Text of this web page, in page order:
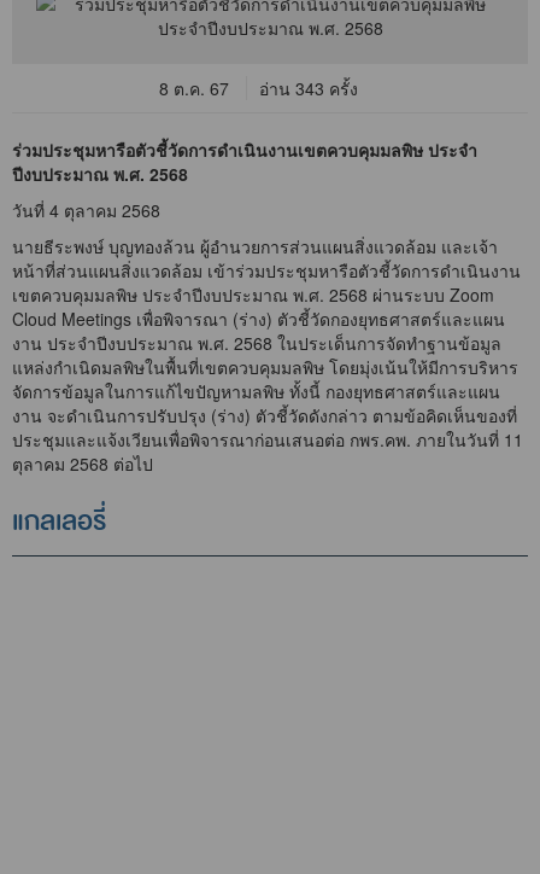
8 ต.ค. 67 อ่าน 343 ครั้ง
ร่วมประชุมหารือตัวชี้วัดการดำเนินงานเขตควบคุมมลพิษ ประจำ
ปีงบประมาณ พ.ศ. 2568
วันที่ 4 ตุลาคม 2568
นายธีระพงษ์ บุญทองล้วน ผู้อำนวยการส่วนแผนสิ่งแวดล้อม และเจ้า
หน้าที่ส่วนแผนสิ่งแวดล้อม เข้าร่วมประชุมหารือตัวชี้วัดการดำเนินงาน
เขตควบคุมมลพิษ ประจำปีงบประมาณ พ.ศ. 2568 ผ่านระบบ Zoom
Cloud Meetings เพื่อพิจารณา (ร่าง) ตัวชี้วัดกองยุทธศาสตร์และแผน
งาน ประจำปีงบประมาณ พ.ศ. 2568 ในประเด็นการจัดทำฐานข้อมูล
แหล่งกำเนิดมลพิษในพื้นที่เขตควบคุมมลพิษ โดยมุ่งเน้นให้มีการบริหาร
จัดการข้อมูลในการแก้ไขปัญหามลพิษ ทั้งนี้ กองยุทธศาสตร์และแผน
งาน จะดำเนินการปรับปรุง (ร่าง) ตัวชี้วัดดังกล่าว ตามข้อคิดเห็นของที่
ประชุมและแจ้งเวียนเพื่อพิจารณาก่อนเสนอต่อ กพร.คพ. ภายในวันที่ 11
ตุลาคม 2568 ต่อไป
แกลเลอรี่